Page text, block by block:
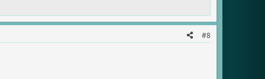
#8